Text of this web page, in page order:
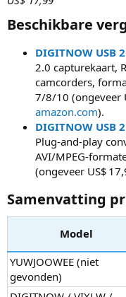
Beschikbare
DIGITNOW USB
2.0 capturekaart,
camcorders,
7/8/10 (ongeveer
amazon.com).
DIGITNOW USB
Plug‑and‑play
AVI/
(ongeveer US$
Samenvatting
Model
YUWJOOWEE (niet
gevonden)